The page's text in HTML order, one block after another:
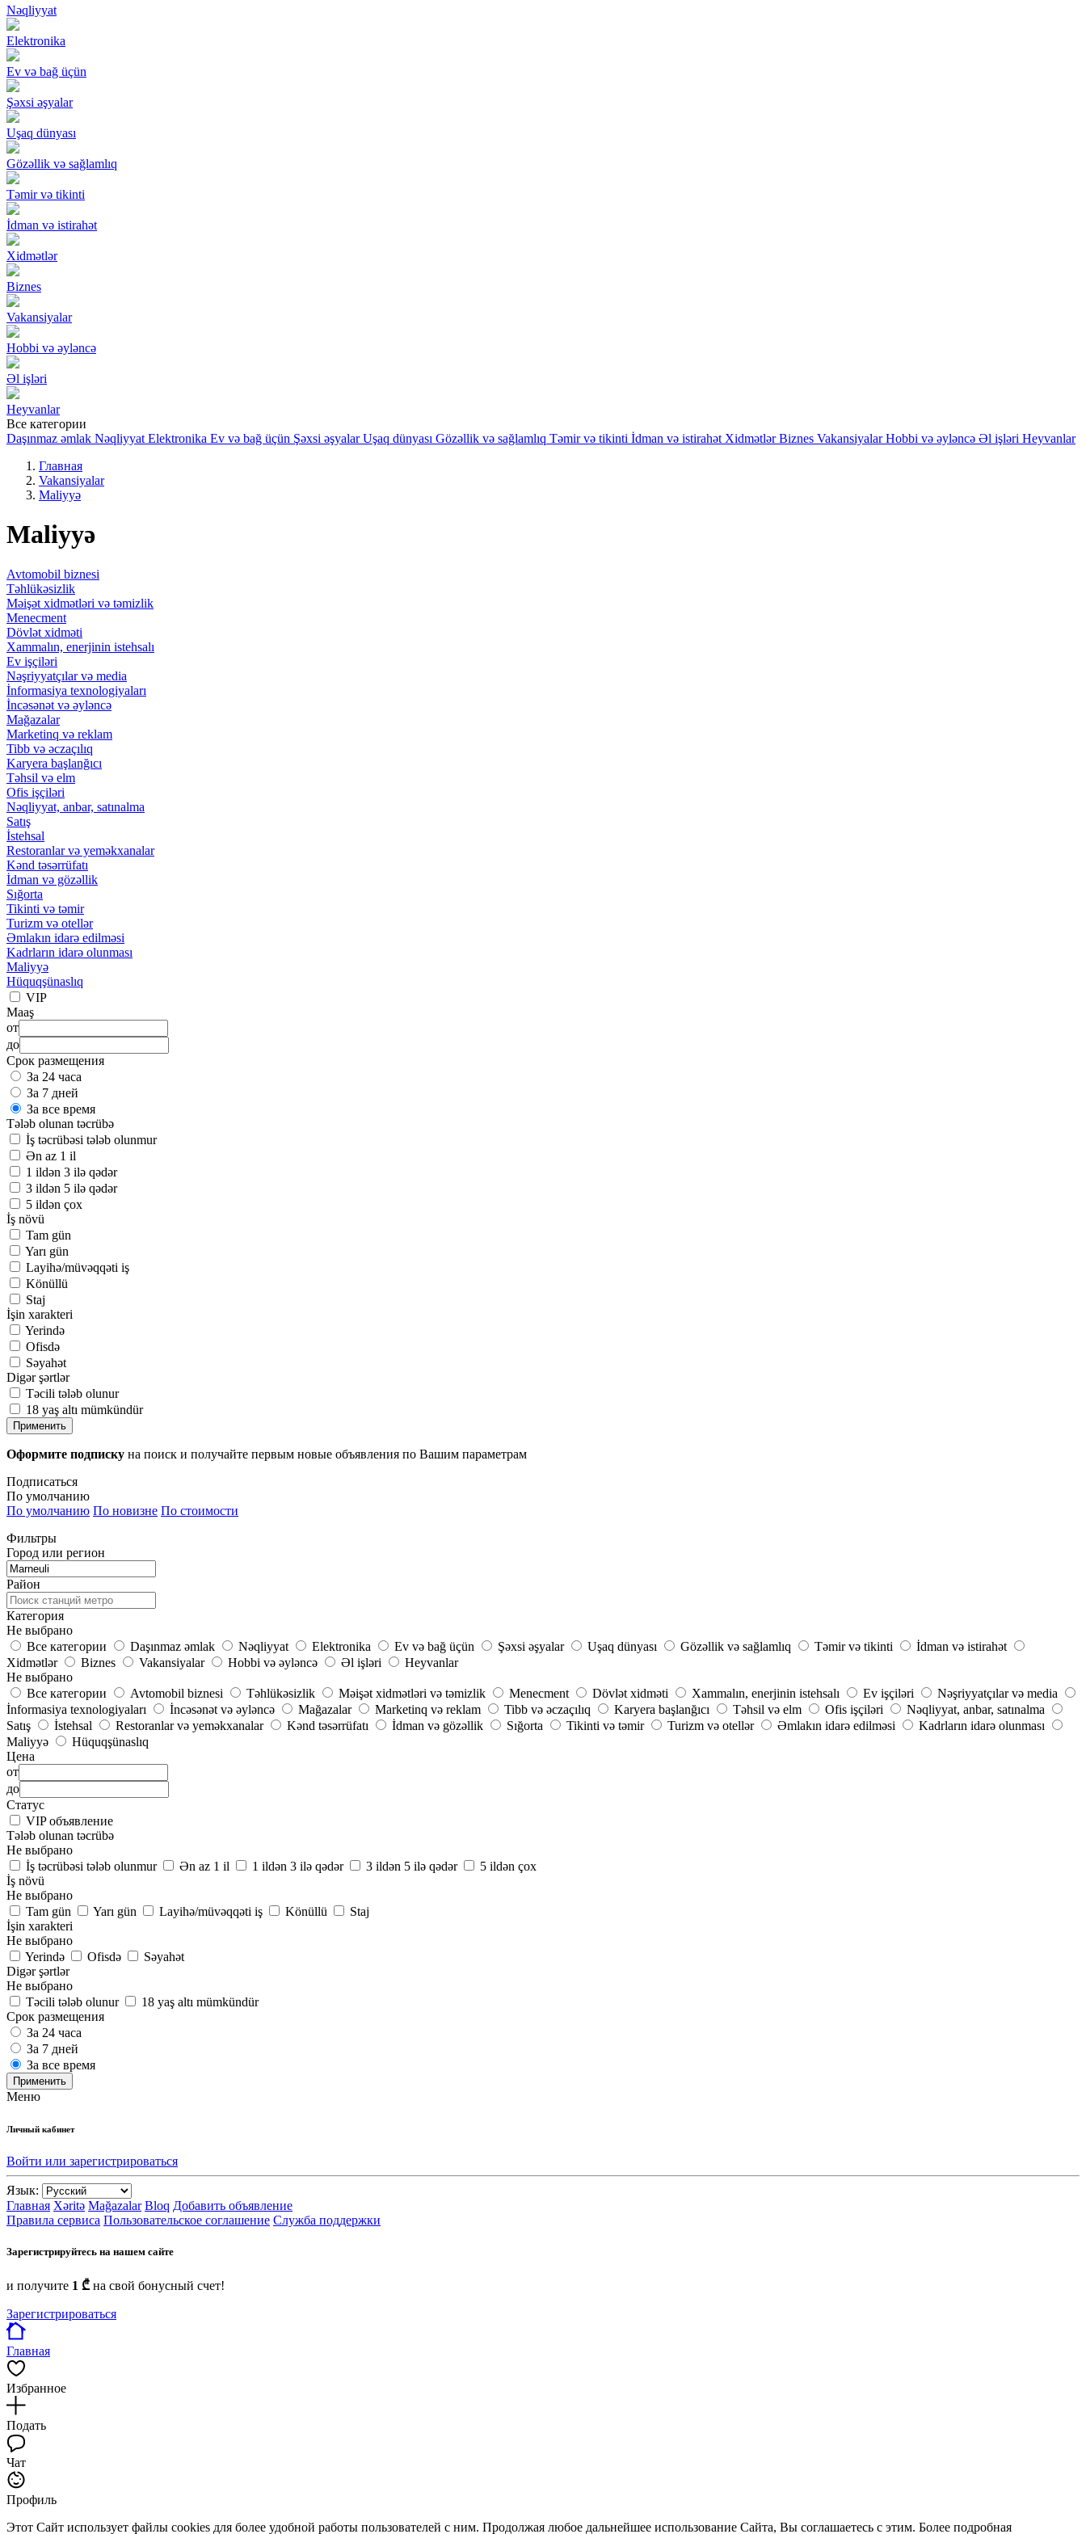
Nəqliyyat
Elektronika
Ev və bağ üçün
Şəxsi əşyalar
Uşaq dünyası
Gözəllik və sağlamlıq
Təmir və tikinti
İdman və istirahət
Xidmətlər
Biznes
Vakansiyalar
Hobbi və əyləncə
Əl işləri
Heyvanlar
Все категории
Daşınmaz əmlak Nəqliyyat Elektronika Ev və bağ üçün Şəxsi əşyalar Uşaq dünyası Gözəllik və sağlamlıq Təmir və tikinti İdman və istirahət Xidmətlər Biznes Vakansiyalar Hobbi və əyləncə Əl işləri Heyvanlar
Главная
Vakansiyalar
Maliyyə
Maliyyə
Avtomobil biznesi
Təhlükəsizlik
Məişət xidmətləri və təmizlik
Menecment
Dövlət xidməti
Xammalın, enerjinin istehsalı
Ev işçiləri
Nəşriyyatçılar və media
İnformasiya texnologiyaları
İncəsənət və əyləncə
Mağazalar
Marketinq və reklam
Tibb və əczaçılıq
Karyera başlanğıcı
Təhsil və elm
Ofis işçiləri
Nəqliyyat, anbar, satınalma
Satış
İstehsal
Restoranlar və yeməkxanalar
Kənd təsərrüfatı
İdman və gözəllik
Sığorta
Tikinti və təmir
Turizm və otellər
Əmlakın idarə edilməsi
Kadrların idarə olunması
Maliyyə
Hüquqşünaslıq
VIP
Maaş
от
до
Срок размещения
За 24 часа
За 7 дней
За все время
Tələb olunan təcrübə
İş təcrübəsi tələb olunmur
Ən az 1 il
1 ildən 3 ilə qədər
3 ildən 5 ilə qədər
5 ildən çox
İş növü
Tam gün
Yarı gün
Layihə/müvəqqəti iş
Könüllü
Staj
İşin xarakteri
Yerində
Ofisdə
Səyahət
Digər şərtlər
Təcili tələb olunur
18 yaş altı mümkündür
Применить
Оформите подписку на поиск и получайте первым новые объявления по Вашим параметрам
Подписаться
По умолчанию
По умолчанию По новизне По стоимости
Фильтры
Город или регион
Район
Категория
Не выбрано
Все категории
Daşınmaz əmlak Nəqliyyat Elektronika Ev və bağ üçün Şəxsi əşyalar Uşaq dünyası Gözəllik və sağlamlıq Təmir və tikinti
İdman və istirahət
Xidmətlər
Biznes Vakansiyalar Hobbi və əyləncə Əl işləri
Heyvanlar
Не выбрано
Все категории
Avtomobil biznesi Təhlükəsizlik Məişət xidmətləri və təmizlik Menecment Dövlət xidməti Xammalın, enerjinin istehsalı Ev işçiləri
Nəşriyyatçılar və media
İnformasiya texnologiyaları
İncəsənət və əyləncə Mağazalar Marketinq və reklam Tibb və əczaçılıq Karyera başlanğıcı Təhsil və elm Ofis işçiləri
Nəqliyyat, anbar, satınalma
Satış
İstehsal Restoranlar və yeməkxanalar Kənd təsərrüfatı İdman və gözəllik Sığorta Tikinti və təmir Turizm və otellər Əmlakın idarə edilməsi
Kadrların idarə olunması
Maliyyə
Hüquqşünaslıq
Цена
от
до
Статус
VIP объявление
Tələb olunan təcrübə
Не выбрано
İş təcrübəsi tələb olunmur
Ən az 1 il 1 ildən 3 ilə qədər 3 ildən 5 ilə qədər
5 ildən çox
İş növü
Не выбрано
Tam gün
Yarı gün Layihə/müvəqqəti iş Könüllü
Staj
İşin xarakteri
Не выбрано
Yerində
Ofisdə
Səyahət
Digər şərtlər
Не выбрано
Təcili tələb olunur
18 yaş altı mümkündür
Срок размещения
За 24 часа
За 7 дней
За все время
Применить
Меню
Личный кабинет
Войти или зарегистрироваться
Язык:
Главная Xəritə Mağazalar Bloq Добавить объявление
Правила сервиса Пользовательское соглашение Служба поддержки
Зарегистрируйтесь на нашем сайте
и получите 1 ₾ на свой бонусный счет!
Зарегистрироваться
Главная
Избранное
Подать
Чат
Профиль
Этот Сайт использует файлы cookies для более удобной работы пользователей с ним. Продолжая любое дальнейшее использование Сайта, Вы соглашаетесь с этим. Более подробная